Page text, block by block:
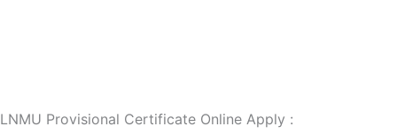
LNMU Provisional Certificate Online Apply :